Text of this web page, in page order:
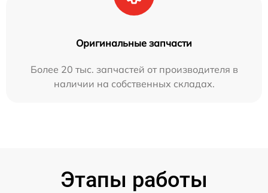
Оригинальные запчасти
Более 20 тыс. запчастей от производителя в
наличии на собственных складах.
Этапы работы